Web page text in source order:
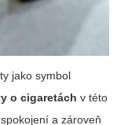
jako symbol
o cigaretách v této
a zároveň